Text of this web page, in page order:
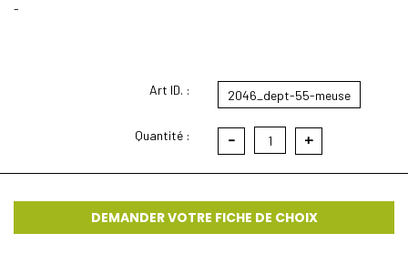
-
Art ID. :
Quantité :
2046_dept-55-meuse
- 1 +
DEMANDER VOTRE FICHE DE CHOIX